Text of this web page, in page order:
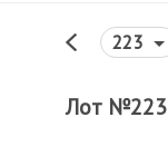
223
Лот №223